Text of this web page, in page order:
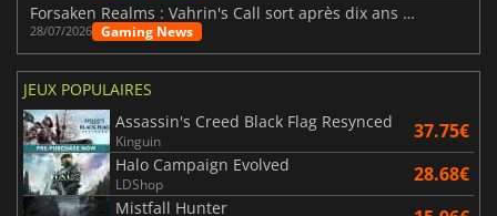
Forsaken Realms : Vahrin's Call sort après dix ans de développement
28/07/2026 Gaming News
JEUX POPULAIRES
Assassin's Creed Black Flag Resynced
Kinguin 37.75€
Halo Campaign Evolved
LDShop 28.68€
Mistfall Hunter